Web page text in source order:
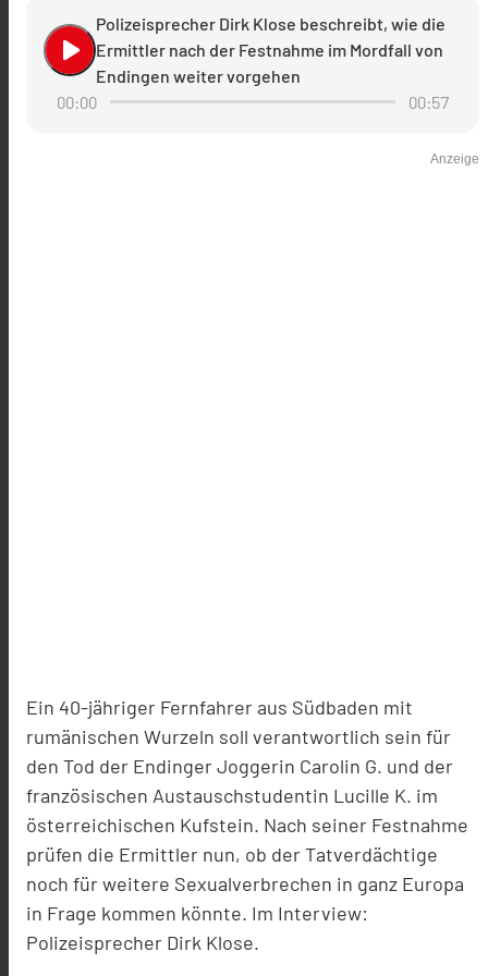
play_arrow
Polizeisprecher Dirk Klose beschreibt, wie die
Ermittler nach der Festnahme im Mordfall von
Endingen weiter vorgehen
00:00
00:57
Anzeige
Ein 40-jähriger Fernfahrer aus Südbaden mit
rumänischen Wurzeln soll verantwortlich sein für
den Tod der Endinger Joggerin Carolin G. und der
französischen Austauschstudentin Lucille K. im
österreichischen Kufstein. Nach seiner Festnahme
prüfen die Ermittler nun, ob der Tatverdächtige
noch für weitere Sexualverbrechen in ganz Europa
in Frage kommen könnte. Im Interview:
Polizeisprecher Dirk Klose.